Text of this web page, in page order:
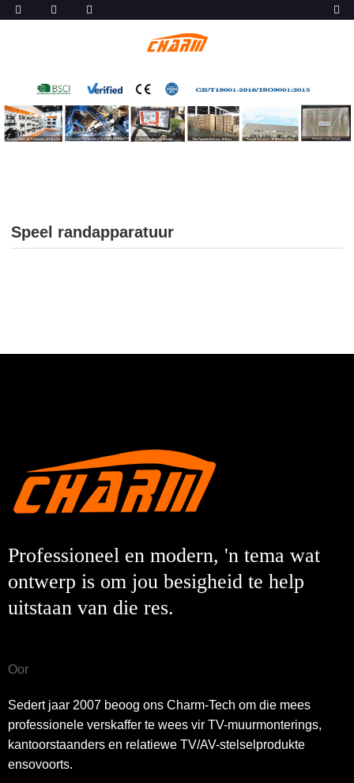
Speel randapparatuur
Professioneel en modern, 'n tema wat
ontwerp is om jou besigheid te help
uitstaan ​​van die res.
Oor
Sedert jaar 2007 beoog ons Charm-Tech om die mees
professionele verskaffer te wees vir TV-muurmonterings,
kantoorstaanders en relatiewe TV/AV-stelselprodukte
ensovoorts.